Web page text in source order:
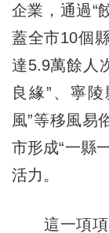
企業，通過“
蓋全市10個
達5.9萬餘人
良緣”、寧陵
風”等移風易
市形成“一縣
活力。
這一項項